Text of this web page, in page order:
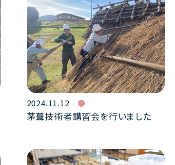
2024.11.12
茅葺技術者講習会を行いました